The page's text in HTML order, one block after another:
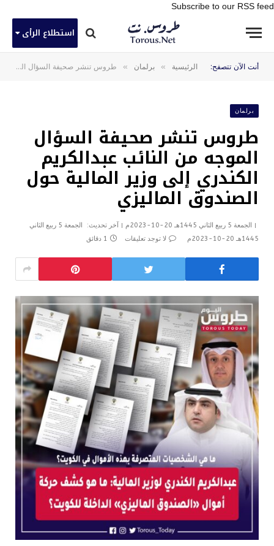
Subscribe to our RSS feed
استطلاع الرأى
أنت الآن تتصفح: الرئيسية » برلمان » طروس تنشر صحيفة السؤال الموجه من النائب عبدالكريم الكندري إلى وزير المالية حول الصندوق الماليزي
برلمان
طروس تنشر صحيفة السؤال
الموجه من النائب عبدالكريم
الكندري إلى وزير المالية حول
الصندوق الماليزي
الجمعة 5 ربيع الثاني 1445هـ 20-10-2023م آخر تحديث:
الجمعة 5 ربيع الثاني
1445هـ 20-10-2023م
لا توجد تعليقات 1 دقائق